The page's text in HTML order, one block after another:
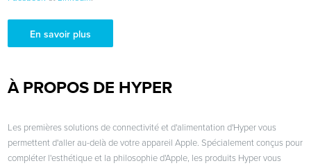
En savoir plus
À PROPOS DE HYPER
Les premières solutions de connectivité et d'alimentation d'Hyper vous
permettent d'aller au-delà de votre appareil Apple. Spécialement conçus pour
compléter l'esthétique et la philosophie d'Apple, les produits Hyper vous